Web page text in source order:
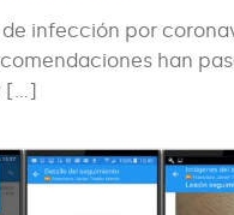
de infección por
han
[…]